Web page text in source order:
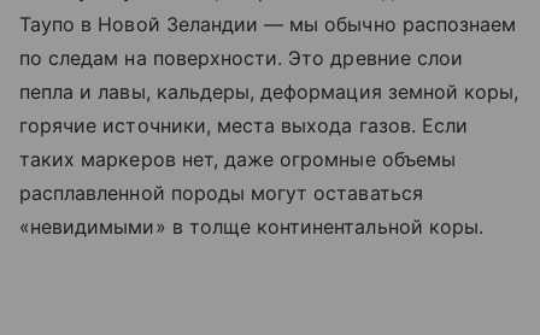
Таупо в Новой Зеландии — мы обычно распознаем
по следам на поверхности. Это древние слои
пепла и лавы, кальдеры, деформация земной коры,
горячие источники, места выхода газов. Если
таких маркеров нет, даже огромные объемы
расплавленной породы могут оставаться
«невидимыми» в толще континентальной коры.